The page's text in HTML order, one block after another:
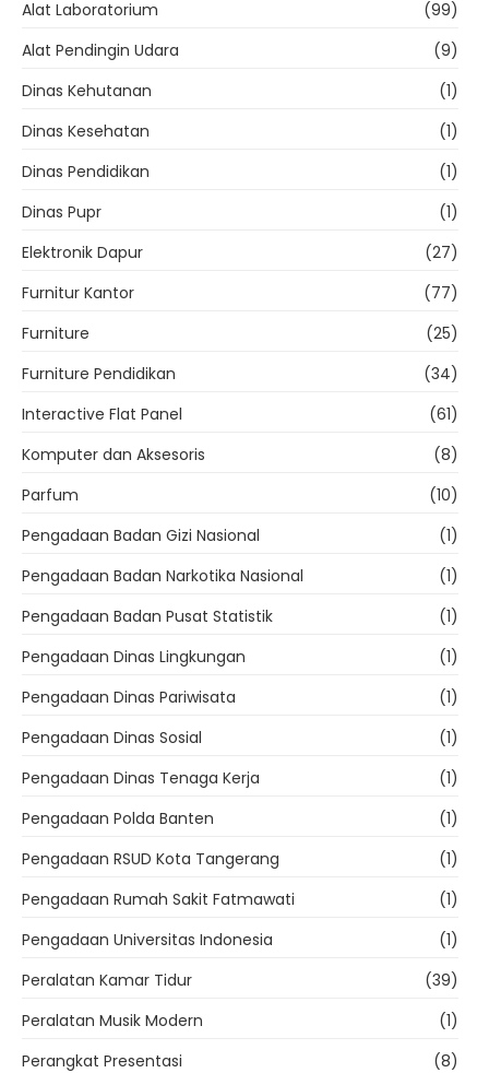
Alat Laboratorium
(99)
Alat Pendingin Udara
(9)
Dinas Kehutanan
(1)
Dinas Kesehatan
(1)
Dinas Pendidikan
(1)
Dinas Pupr
(1)
Elektronik Dapur
(27)
Furnitur Kantor
(77)
Furniture
(25)
Furniture Pendidikan
(34)
Interactive Flat Panel
(61)
Komputer dan Aksesoris
(8)
Parfum
(10)
Pengadaan Badan Gizi Nasional
(1)
Pengadaan Badan Narkotika Nasional
(1)
Pengadaan Badan Pusat Statistik
(1)
Pengadaan Dinas Lingkungan
(1)
Pengadaan Dinas Pariwisata
(1)
Pengadaan Dinas Sosial
(1)
Pengadaan Dinas Tenaga Kerja
(1)
Pengadaan Polda Banten
(1)
Pengadaan RSUD Kota Tangerang
(1)
Pengadaan Rumah Sakit Fatmawati
(1)
Pengadaan Universitas Indonesia
(1)
Peralatan Kamar Tidur
(39)
Peralatan Musik Modern
(1)
Perangkat Presentasi
(8)